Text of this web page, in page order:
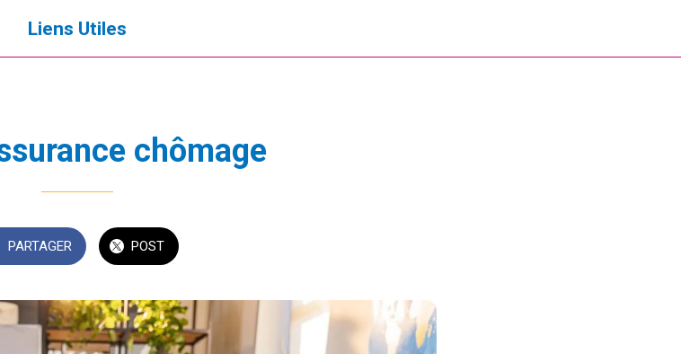
Liens Utiles
chômage
PARTAGER POST